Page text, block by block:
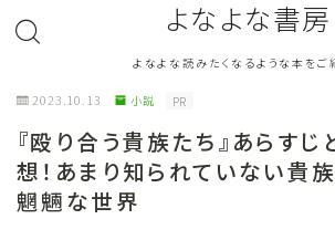
よなよな書房
よなよな読みたくなるような本をご
ジャンル Genre
ランキング
2023.10.13 小説 PR
『殴り合う貴族たち』あらす
想！あまり知られていない貴
魍魎な世界